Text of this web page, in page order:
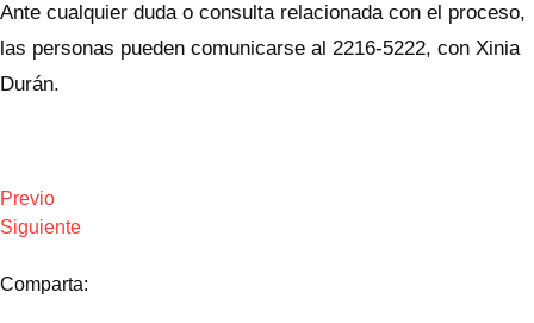
Ante cualquier duda o consulta relacionada con el proceso,
las personas pueden comunicarse al 2216-5222, con Xinia
Durán.
Previo
Siguiente
Comparta: